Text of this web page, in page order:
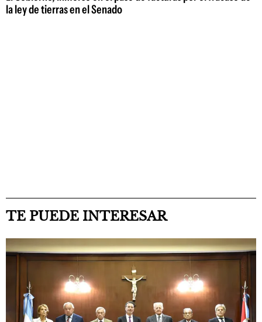
la ley de tierras en el Senado
TE PUEDE INTERESAR